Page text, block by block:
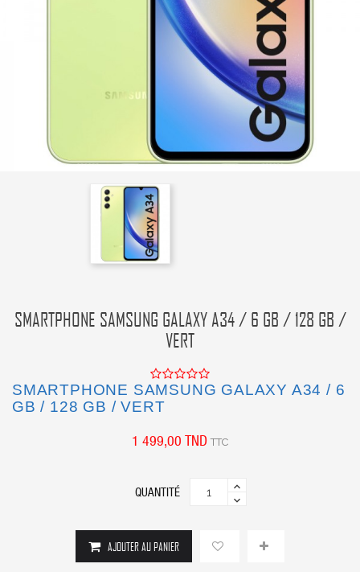
SMARTPHONE SAMSUNG GALAXY A34 / 6 GB / 128 GB /
VERT
SMARTPHONE SAMSUNG GALAXY A34 / 6
GB / 128 GB / VERT
1 499,00 TND TTC
QUANTITÉ
AJOUTER AU PANIER